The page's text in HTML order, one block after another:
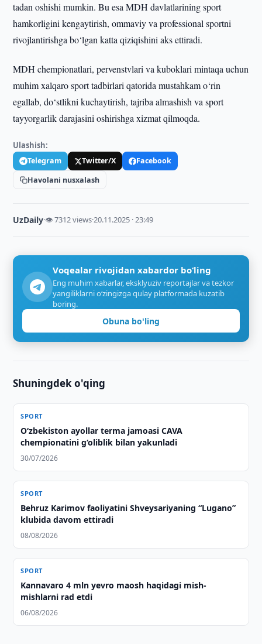
tadan oshishi mumkin. Bu esa MDH davlatlarining sport
hamkorligini kengaytirish, ommaviy va professional sportni
rivojlantirishga bo‘lgan katta qiziqishini aks ettiradi.
MDH chempionatlari, pervenstvlari va kuboklari mintaqa uchun
muhim xalqaro sport tadbirlari qatorida mustahkam o‘rin
egallab, do‘stlikni kuchaytirish, tajriba almashish va sport
tayyorgarlik darajasini oshirishga xizmat qilmoqda.
Ulashish:
Telegram Twitter/X
Facebook
Havolani nusxalash
UzDaily·👁 7312 views·20.11.2025 · 23:49
Voqealar rivojidan xabardor bo‘ling
Eng muhim xabarlar, eksklyuziv reportajlar va tezkor
yangiliklarni o‘zingizga qulay platformada kuzatib
boring.
Obuna bo'ling
Shuningdek o'qing
SPORT
O‘zbekiston ayollar terma jamoasi CAVA
chempionatini g‘oliblik bilan yakunladi
30/07/2026
SPORT
Behruz Karimov faoliyatini Shveysariyaning “Lugano”
klubida davom ettiradi
08/08/2026
SPORT
Kannavaro 4 mln yevro maosh haqidagi mish-
mishlarni rad etdi
06/08/2026